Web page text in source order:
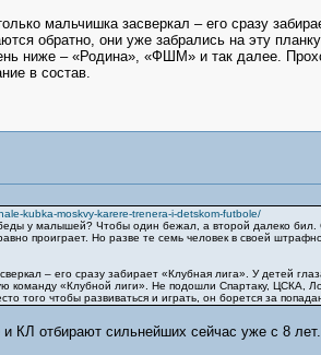
мальчишка засверкал – его сразу
обратно, они уже забрались на эту
ниже – «Родина», «ФШМ» и так далее.
в состав.
kubka-moskvy-karere-trenera-i-detskom-futbole/
у малышей? Чтобы один бежал, а второй далеко
проиграет. Но разве те семь человек в своей
– его сразу забирает «Клубная лига». У детей
«Клубной лиги». Не подошли Спартаку, ЦСКА,
чтобы развиваться и играть, он борется за
КЛ отбирают сильнейших сейчас уже с 8 лет.